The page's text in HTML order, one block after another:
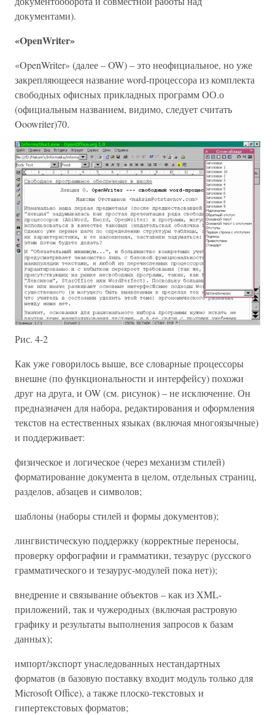
документами).
«OpenWriter»
«OpenWriter» (далее – OW) – это неофициальное, но уже
закрепляющееся название word-процессора из комплекта
свободных офисных прикладных программ ОО.о
(официальным названием, видимо, следует считать
Ooowriter)70.
Рис. 4-2
Как уже говорилось выше, все словарные процессоры
внешне (по функциональности и интерфейсу) похожи
друг на друга, и OW (см. рисунок) – не исключение. Он
предназначен для набора, редактирования и оформления
текстов на естественных языках (включая многоязычные)
и поддерживает:
физическое и логическое (через механизм стилей)
форматирование документа в целом, отдельных страниц,
разделов, абзацев и символов;
шаблоны (наборы стилей и формы документов);
лингвистическую поддержку (корректные переносы,
проверку орфографии и грамматики, тезаурус (русского
грамматического и тезаурус-модулей пока нет));
внедрение и связывание объектов – как из XML-
приложений, так и чужеродных (включая растровую
графику и результаты выполнения запросов к базам
данных);
импорт/экспорт унаследованных нестандартных
форматов (в базовую поставку входит модуль только для
Microsoft Office), а также плоско-текстовых и
гипертекстовых форматов;